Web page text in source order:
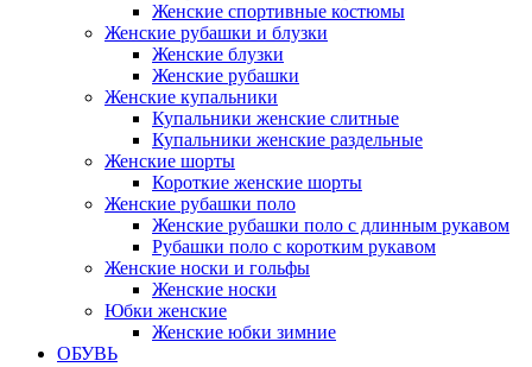
Женские спортивные костюмы
Женские рубашки и блузки
Женские блузки
Женские рубашки
Женские купальники
Купальники женские слитные
Купальники женские раздельные
Женские шорты
Короткие женские шорты
Женские рубашки поло
Женские рубашки поло с длинным рукавом
Рубашки поло с коротким рукавом
Женские носки и гольфы
Женские носки
Юбки женские
Женские юбки зимние
ОБУВЬ